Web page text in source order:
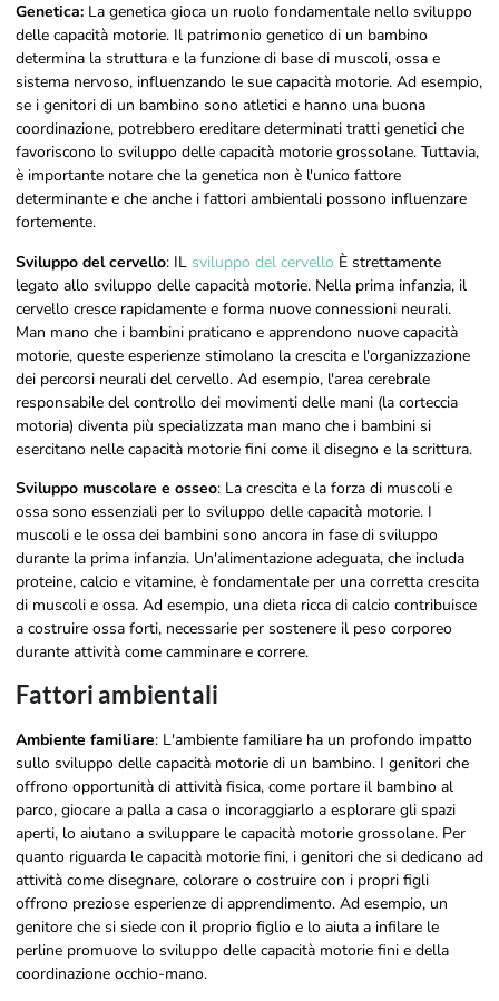
Genetica: La genetica gioca un ruolo fondamentale nello sviluppo
delle capacità motorie. Il patrimonio genetico di un bambino
determina la struttura e la funzione di base di muscoli, ossa e
sistema nervoso, influenzando le sue capacità motorie. Ad esempio,
se i genitori di un bambino sono atletici e hanno una buona
coordinazione, potrebbero ereditare determinati tratti genetici che
favoriscono lo sviluppo delle capacità motorie grossolane. Tuttavia,
è importante notare che la genetica non è l'unico fattore
determinante e che anche i fattori ambientali possono influenzare
fortemente.
Sviluppo del cervello: IL sviluppo del cervello È strettamente
legato allo sviluppo delle capacità motorie. Nella prima infanzia, il
cervello cresce rapidamente e forma nuove connessioni neurali.
Man mano che i bambini praticano e apprendono nuove capacità
motorie, queste esperienze stimolano la crescita e l'organizzazione
dei percorsi neurali del cervello. Ad esempio, l'area cerebrale
responsabile del controllo dei movimenti delle mani (la corteccia
motoria) diventa più specializzata man mano che i bambini si
esercitano nelle capacità motorie fini come il disegno e la scrittura.
Sviluppo muscolare e osseo: La crescita e la forza di muscoli e
ossa sono essenziali per lo sviluppo delle capacità motorie. I
muscoli e le ossa dei bambini sono ancora in fase di sviluppo
durante la prima infanzia. Un'alimentazione adeguata, che includa
proteine, calcio e vitamine, è fondamentale per una corretta crescita
di muscoli e ossa. Ad esempio, una dieta ricca di calcio contribuisce
a costruire ossa forti, necessarie per sostenere il peso corporeo
durante attività come camminare e correre.
Fattori ambientali
Ambiente familiare: L'ambiente familiare ha un profondo impatto
sullo sviluppo delle capacità motorie di un bambino. I genitori che
offrono opportunità di attività fisica, come portare il bambino al
parco, giocare a palla a casa o incoraggiarlo a esplorare gli spazi
aperti, lo aiutano a sviluppare le capacità motorie grossolane. Per
quanto riguarda le capacità motorie fini, i genitori che si dedicano ad
attività come disegnare, colorare o costruire con i propri figli
offrono preziose esperienze di apprendimento. Ad esempio, un
genitore che si siede con il proprio figlio e lo aiuta a infilare le
perline promuove lo sviluppo delle capacità motorie fini e della
coordinazione occhio-mano.